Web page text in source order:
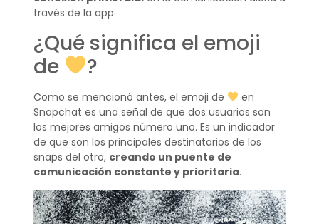
través de la app.
¿Qué significa el emoji
de
?
Como se mencionó antes, el emoji de
en
Snapchat es una señal de que dos usuarios son
los mejores amigos número uno. Es un indicador
de que son los principales destinatarios de los
snaps del otro, creando un puente de
comunicación constante y prioritaria.